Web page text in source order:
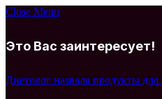
Close Menu
Это Вас заинтересует!
Диетолог назвала продукты